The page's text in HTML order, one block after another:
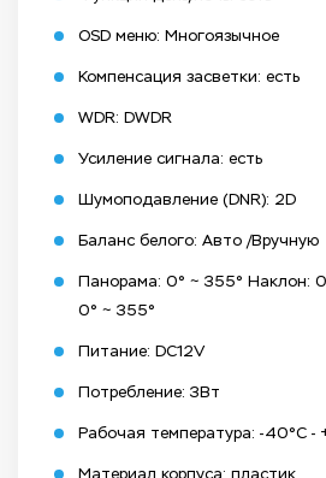
OSD меню: Многоязычное
Компенсация засветки: есть
WDR: DWDR
Усиление сигнала: есть
Шумоподавление (DNR): 2D
Баланс белого: Авто /Вручную
Панорама: 0° ~ 355° Наклон:
0° ~ 355°
Питание: DC12V
Потребление: 3Вт
Рабочая температура: -40°C -
Материал корпуса: пластик